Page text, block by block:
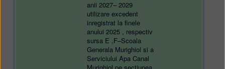
anii 2027– 2029
utilizare excedent
inregistrat la finele
anului 2025 , respectiv
sursa E ,F–Scoala
Generala Murighiol si a
Serviciului Apa Canal